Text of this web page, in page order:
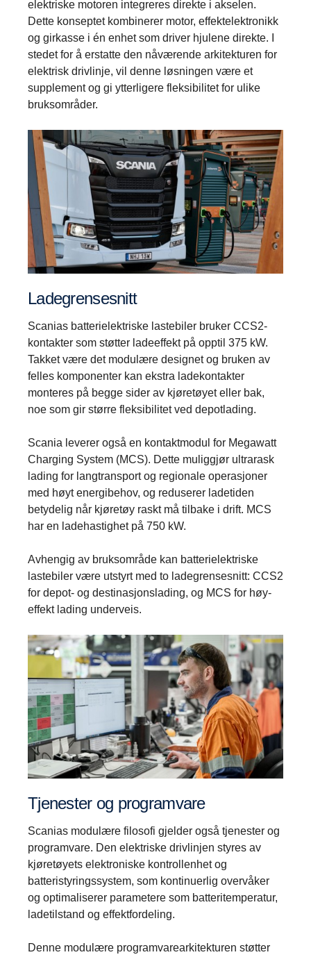
elektriske motoren integreres direkte i akselen.
Dette konseptet kombinerer motor, effektelektronikk
og girkasse i én enhet som driver hjulene direkte. I
stedet for å erstatte den nåværende arkitekturen for
elektrisk drivlinje, vil denne løsningen være et
supplement og gi ytterligere fleksibilitet for ulike
bruksområder.
Ladegrensesnitt
Scanias batterielektriske lastebiler bruker CCS2-
kontakter som støtter ladeeffekt på opptil 375 kW.
Takket være det modulære designet og bruken av
felles komponenter kan ekstra ladekontakter
monteres på begge sider av kjøretøyet eller bak,
noe som gir større fleksibilitet ved depotlading.
Scania leverer også en kontaktmodul for Megawatt
Charging System (MCS). Dette muliggjør ultrarask
lading for langtransport og regionale operasjoner
med høyt energibehov, og reduserer ladetiden
betydelig når kjøretøy raskt må tilbake i drift. MCS
har en ladehastighet på 750 kW.
Avhengig av bruksområde kan batterielektriske
lastebiler være utstyrt med to ladegrensesnitt: CCS2
for depot- og destinasjonslading, og MCS for høy-
effekt lading underveis.
Tjenester og programvare
Scanias modulære filosofi gjelder også tjenester og
programvare. Den elektriske drivlinjen styres av
kjøretøyets elektroniske kontrollenhet og
batteristyringssystem, som kontinuerlig overvåker
og optimaliserer parametere som batteritemperatur,
ladetilstand og effektfordeling.
Denne modulære programvarearkitekturen støtter